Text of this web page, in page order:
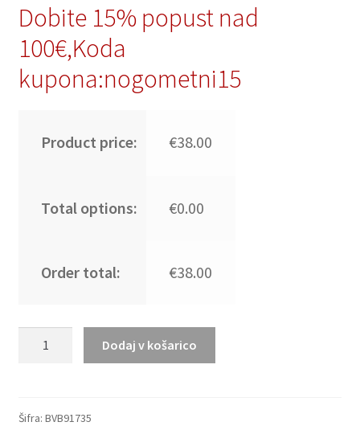
Dobite 15% popust nad
100€,Koda
kupona:nogometni15
Product price: €38.00
Total options: €0.00
Order total: €38.00
Dortmund
Dodaj v košarico
Šifra: BVB91735